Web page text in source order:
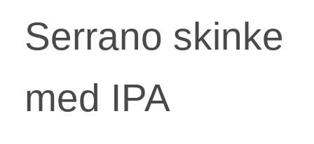
Serrano skinke
med IPA